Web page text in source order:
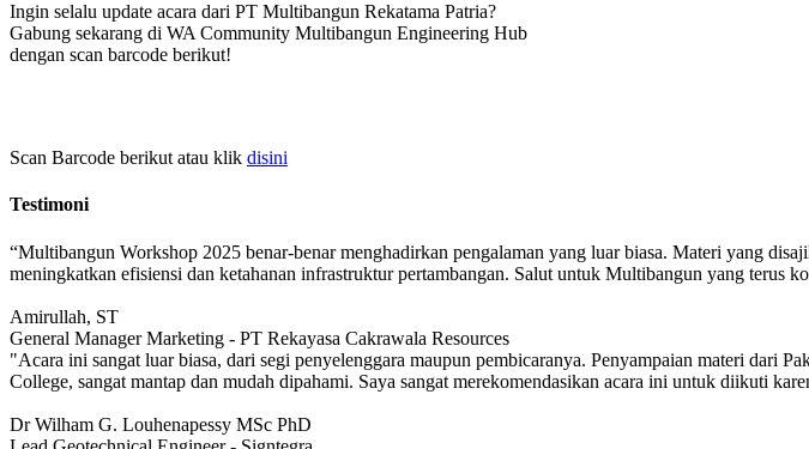
Ingin selalu update acara dari PT Multibangun Rekatama Patria?
Gabung sekarang di WA Community Multibangun Engineering Hub
dengan scan barcode berikut!
Scan Barcode berikut atau klik disini
Testimoni
“Multibangun Workshop 2025 benar-benar menghadirkan pengalaman yang luar biasa. Materi yang
meningkatkan efisiensi dan ketahanan infrastruktur pertambangan. Salut untuk Multibangun yang terus
Amirullah, ST
General Manager Marketing - PT Rekayasa Cakrawala Resources
"Acara ini sangat luar biasa, dari segi penyelenggara maupun pembicaranya. Penyampaian materi
College, sangat mantap dan mudah dipahami. Saya sangat merekomendasikan acara ini untuk diikuti
Dr Wilham G. Louhenapessy MSc PhD